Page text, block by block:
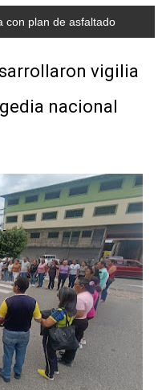
mesa de trabajo con
en punto de cruz
en la transformación del
sus avances en visita
celebra Semana
el desarrollo
aspirantes al curso de
de médicos en
en El Vigía con
con plan de asfaltado
vigilia
nacional